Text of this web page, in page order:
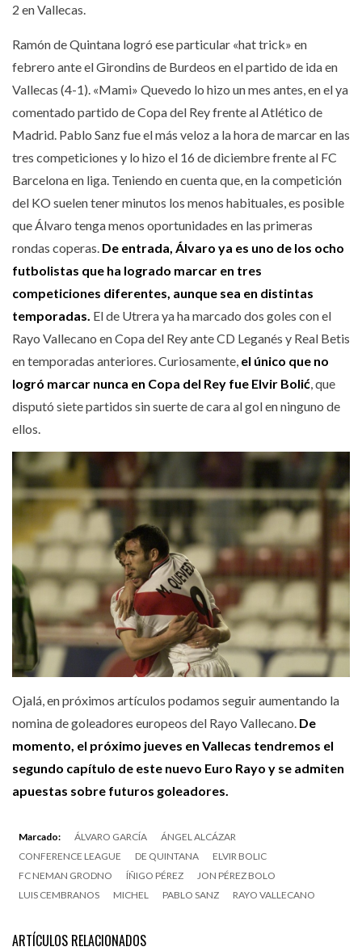
2 en Vallecas.
Ramón de Quintana logró ese particular «hat trick» en
febrero ante el Girondins de Burdeos en el partido de ida en
Vallecas (4-1). «Mami» Quevedo lo hizo un mes antes, en el ya
comentado partido de Copa del Rey frente al Atlético de
Madrid. Pablo Sanz fue el más veloz a la hora de marcar en las
tres competiciones y lo hizo el 16 de diciembre frente al FC
Barcelona en liga. Teniendo en cuenta que, en la competición
del KO suelen tener minutos los menos habituales, es posible
que Álvaro tenga menos oportunidades en las primeras
rondas coperas. De entrada, Álvaro ya es uno de los ocho
futbolistas que ha logrado marcar en tres
competiciones diferentes, aunque sea en distintas
temporadas. El de Utrera ya ha marcado dos goles con el
Rayo Vallecano en Copa del Rey ante CD Leganés y Real Betis
en temporadas anteriores. Curiosamente, el único que no
logró marcar nunca en Copa del Rey fue Elvir Bolić , que
disputó siete partidos sin suerte de cara al gol en ninguno de
ellos.
Ojalá, en próximos artículos podamos seguir aumentando la
nomina de goleadores europeos del Rayo Vallecano. De
momento, el próximo jueves en Vallecas tendremos el
segundo capítulo de este nuevo Euro Rayo y se admiten
apuestas sobre futuros goleadores.
Marcado: ÁLVARO GARCÍA
ÁNGEL ALCÁZAR
CONFERENCE LEAGUE
DE QUINTANA
ELVIR BOLIC
FC NEMAN GRODNO
ÍÑIGO PÉREZ
JON PÉREZ BOLO
LUIS CEMBRANOS
MICHEL PABLO SANZ RAYO VALLECANO
ARTÍCULOS RELACIONADOS